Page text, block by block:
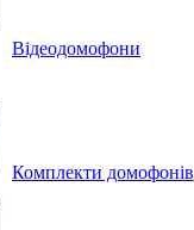
Відеодомофони
Комплекти домофонів